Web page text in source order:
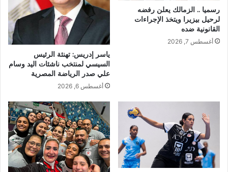
رسميا .. الزمالك يعلن رفضه
لرحيل بيزيرا ويتخذ الإجراءات
القانونية ضده
أغسطس 7, 2026
ياسر إدريس: تهنئة الرئيس
السيسي لمنتخب ناشئات اليد وسام
علي صدر الرياضة المصرية
أغسطس 6, 2026